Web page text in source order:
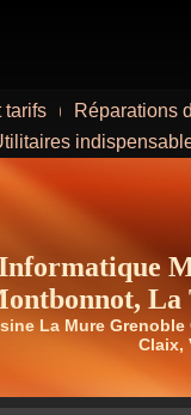
tarifs
Réparations
La Mure
Claix,